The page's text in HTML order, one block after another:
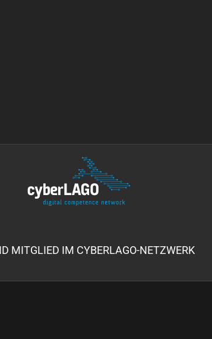
MITGLIED IM CYBERLAGO-NETZWERK